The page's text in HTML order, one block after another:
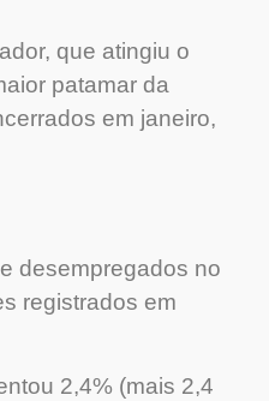
que atingiu o
patamar da
em janeiro,
desempregados no
registrados em
2,4% (mais 2,4